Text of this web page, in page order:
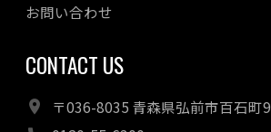
お問い合わせ
CONTACT US
〒036-8035 青森県弘前市百石町9